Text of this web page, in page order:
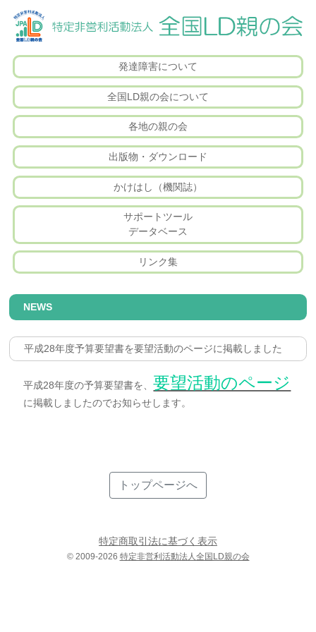
発達障害について
全国LD親の会について
各地の親の会
出版物・ダウンロード
かけはし（機関誌）
サポートツール
データベース
リンク集
NEWS
平成28年度予算要望書を要望活動のページに掲載しました
平成28年度の予算要望書を、要望活動のページ
に掲載しましたのでお知らせします。
トップページへ
特定商取引法に基づく表示
© 2009-2026 特定非営利活動法人全国LD親の会